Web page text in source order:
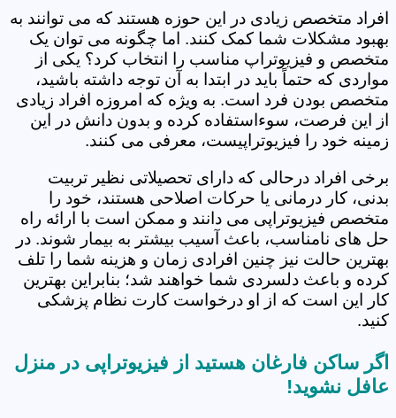
افراد متخصص زیادی در این حوزه هستند که می توانند به
بهبود مشکلات شما کمک کنند. اما چگونه می توان یک
متخصص و فیزیوتراپ مناسب را انتخاب کرد؟ یکی از
مواردی که حتماً باید در ابتدا به آن توجه داشته باشید،
متخصص بودن فرد است. به ویژه که امروزه افراد زیادی
از این فرصت، سوءاستفاده کرده و بدون دانش در این
زمینه خود را فیزیوتراپیست، معرفی می کنند.
برخی افراد درحالی که دارای تحصیلاتی نظیر تربیت
بدنی، کار درمانی یا حرکات اصلاحی هستند، خود را
متخصص فیزیوتراپی می دانند و ممکن است با ارائه راه
حل های نامناسب، باعث آسیب بیشتر به بیمار شوند. در
بهترین حالت نیز چنین افرادی زمان و هزینه شما را تلف
کرده و باعث دلسردی شما خواهند شد؛ بنابراین بهترین
کار این است که از او درخواست کارت نظام پزشکی
کنید.
اگر ساکن فارغان هستید از فیزیوتراپی در منزل
عافل نشوید!